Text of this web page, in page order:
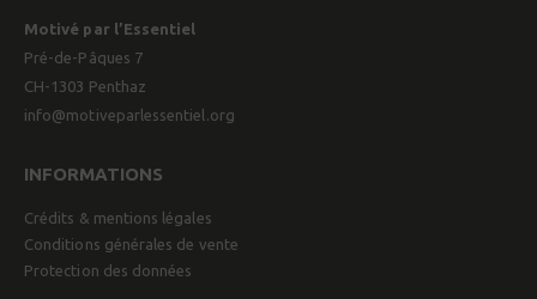
Motivé par l’Essentiel
Pré-de-Pâques 7
CH-1303 Penthaz
info@motiveparlessentiel.org
INFORMATIONS
Crédits & mentions légales
Conditions générales de vente
Protection des données